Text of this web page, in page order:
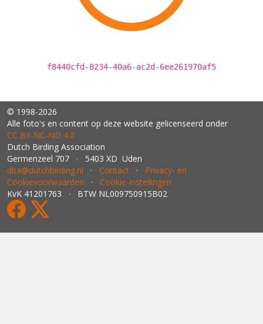
f8440cfd-8234-40a6-ac2d-6ee261970af5
© 1998-2026
Alle foto's en content op deze website gelicenseerd onder
CC BY‑NC‑ND 4.0
Dutch Birding Association
Germenzeel 707 · 5403 XD Uden
dba@dutchbirding.nl · Contact · Privacy- en
Cookievoorwaarden · Cookie-instellingen
KvK 41201763 · BTW NL009750915B02